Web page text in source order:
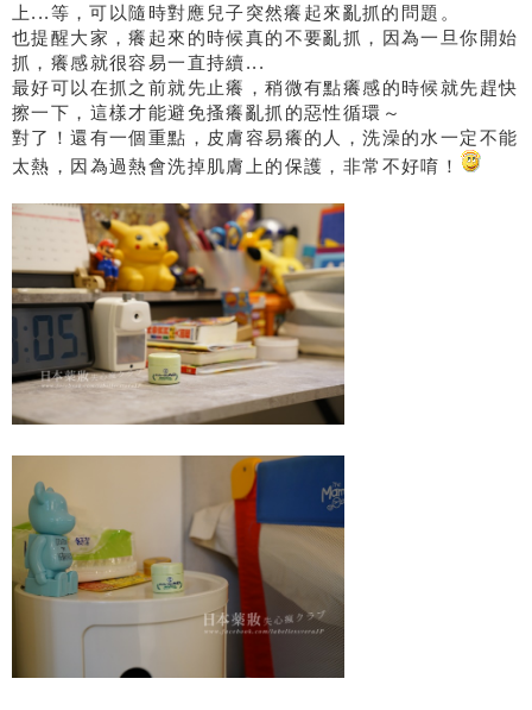
上...等，可以隨時對應兒子突然癢起來亂抓的問題。
也提醒大家，癢起來的時候真的不要亂抓，因為一旦你開始
抓，癢感就很容易一直持續...
最好可以在抓之前就先止癢，稍微有點癢感的時候就先趕快
擦一下，這樣才能避免搔癢亂抓的惡性循環～
對了！還有一個重點，皮膚容易癢的人，洗澡的水一定不能
太熱，因為過熱會洗掉肌膚上的保護，非常不好唷！